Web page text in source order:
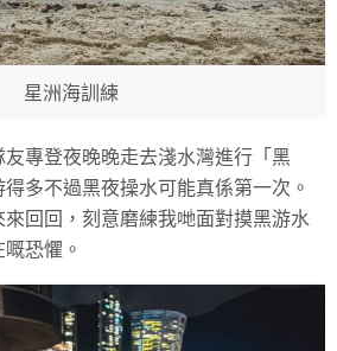
星洲海訓練
專登夜晚晚走去淺水灣進行「黑
多不過黑夜操水可能真係第一次。
回回，刻意磨練我哋面對摸黑游水
恐懼。